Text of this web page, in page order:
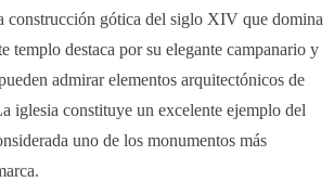
construcción gótica del siglo XIV que domina
templo destaca por su elegante campanario y
admirar elementos arquitectónicos de
iglesia constituye un excelente ejemplo del
uno de los monumentos más